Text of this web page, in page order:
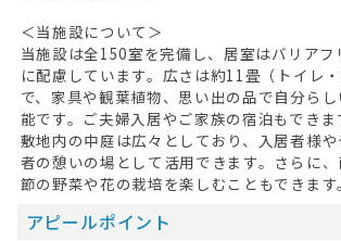
＜当施設について＞
当施設は全150室を完備し、居室はバリアフ
に配慮しています。広さは約11畳（トイレ・
で、家具や観葉植物、思い出の品で自分ら
能です。ご夫婦入居やご家族の宿泊もできま
敷地内の中庭は広々としており、入居者様
者の憩いの場として活用できます。さらに
節の野菜や花の栽培を楽しむこともできます。
アピールポイント